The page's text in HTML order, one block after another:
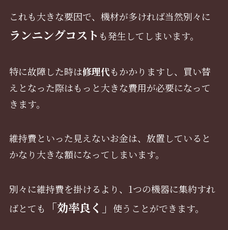
これも大きな要因で、機材が多ければ当然別々に
ランニングコスト も発生してしまいます。
特に故障した時は修理代もかかりますし、買い替
えとなった際はもっと大きな費用が必要になって
きます。
維持費といった見えないお金は、放置していると
かなり大きな額になってしまいます。
別々に維持費を掛けるより、1つの機器に集約すれ
ばとても
「効率良く」 使うことができます。